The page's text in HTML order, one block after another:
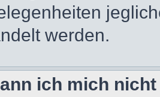
werden.
ich mich